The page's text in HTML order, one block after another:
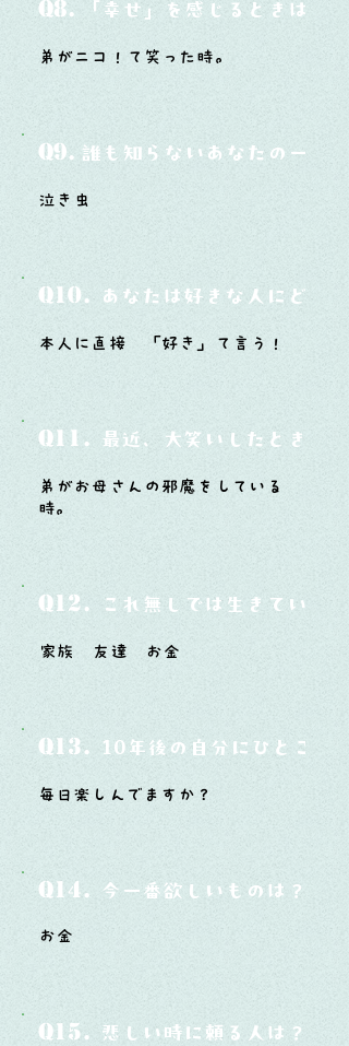
Q8. 「幸せ」を感じるときはどん
弟がニコ！て笑った時。
Q9. 誰も知らないあなたの一面は
泣き虫
Q10. あなたは好きな人にどう
本人に直接 「好き」て言う！
Q11. 最近、大笑いしたときはど
弟がお母さんの邪魔をしている
時。
Q12. これ無しでは生きていけ
家族 友達 お金
Q13. 10年後の自分にひとこと
毎日楽しんでますか？
Q14. 今一番欲しいものは？
お金
Q15. 悲しい時に頼る人は？